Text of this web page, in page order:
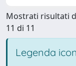
Mostrati risultati
11 di 11
Legenda